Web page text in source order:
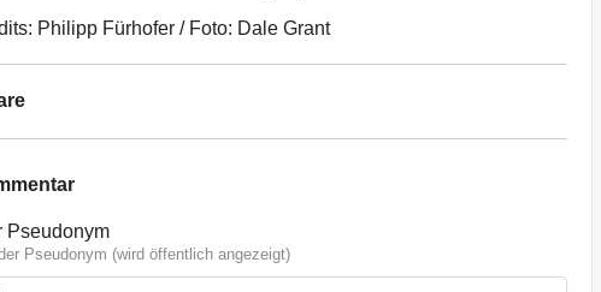
Philipp Fürhofer / Foto: Dale Grant
Pseudonym
Pseudonym (wird öffentlich angezeigt)